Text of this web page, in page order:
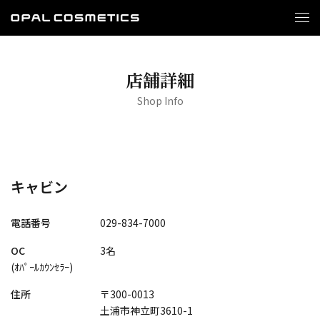
店舗詳細
Shop Info
キャビン
電話番号
029-834-7000
OC
(ｵﾊﾟｰﾙｶｳﾝｾﾗｰ)
3名
住所
〒300-0013
土浦市神立町3610-1